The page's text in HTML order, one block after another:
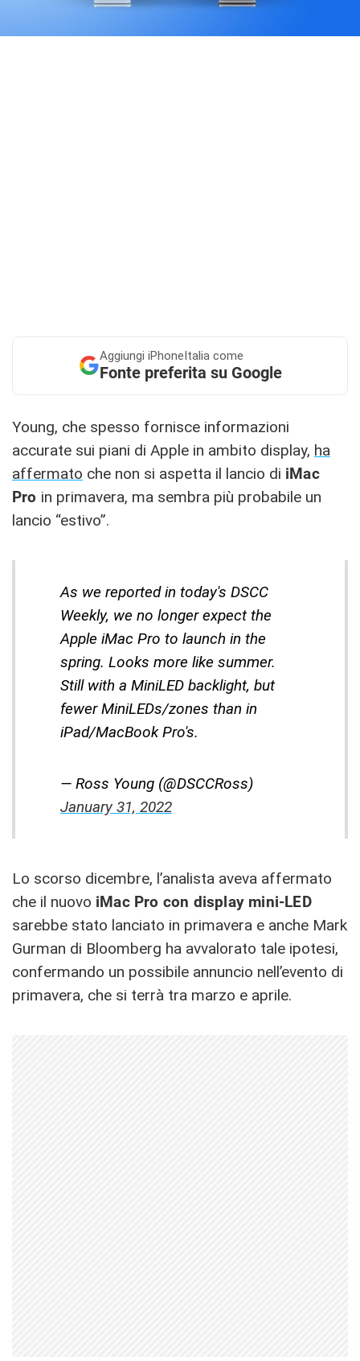
Aggiungi iPhoneItalia come
Fonte preferita su Google
Young, che spesso fornisce informazioni
accurate sui piani di Apple in ambito display, ha
affermato che non si aspetta il lancio di ‌ iMac‌
Pro in primavera, ma sembra più probabile un
lancio “estivo”.
As we reported in today's DSCC
Weekly, we no longer expect the
Apple iMac Pro to launch in the
spring. Looks more like summer.
Still with a MiniLED backlight, but
fewer MiniLEDs/zones than in
iPad/MacBook Pro's.
— Ross Young (@DSCCRoss)
January 31, 2022
Lo scorso dicembre, l’analista aveva affermato
che ‌il nuovo iMac‌ Pro con display mini-LED
sarebbe stato lanciato in primavera e anche Mark
Gurman di Bloomberg ha avvalorato tale ipotesi,
confermando un possibile annuncio nell’evento di
primavera, che si terrà tra marzo e aprile.